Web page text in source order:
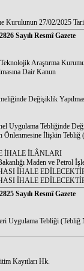
Kurulunun 27/02/2025
Sayılı Resmî Gazete
Araştırma
Dair Kanun
Değişiklik
Uygulama Tebliğinde
Önlenmesine İlişkin Tebliğ
İHALE İLÂNLARI
Maden ve Petrol
İHALE
İHALE
Sayılı Resmî Gazete
Uygulama Tebliği
Kayıtları Hk.